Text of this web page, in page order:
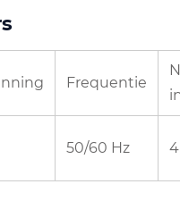
Frequentie
50/60 Hz